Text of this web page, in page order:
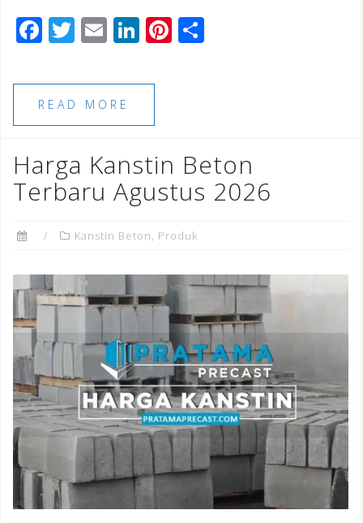
F
c
e
b
o
o
k
T
tt
e
r
E
ai
l
Li
k
dI
n
Pi
st
READ MORE
Harga Kanstin Beton
Terbaru Agustus 2026
Kanstin Beton, Produk